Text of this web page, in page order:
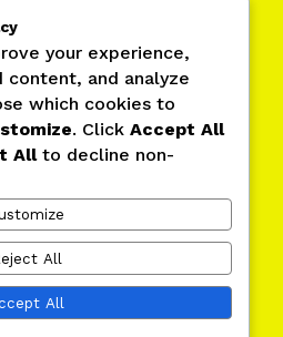
your experience,
content, and analyze
which cookies to
. Click Accept All
Allto decline non-
All
All